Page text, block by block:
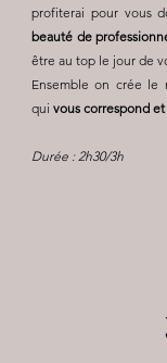
profiterai pour vous
beauté de
être au top le jour de
Ensemble on crée le
qui vous correspond
Durée : 2h30/3h